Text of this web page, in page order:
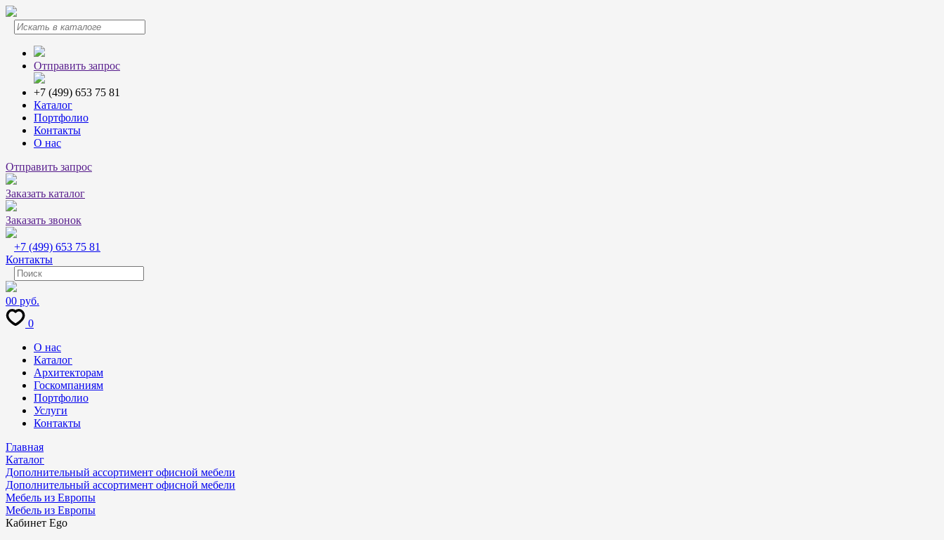
Отправить запрос
+7 (499) 653 75 81
Каталог
Портфолио
Контакты
О нас
Отправить запрос
Заказать каталог
Заказать звонок
+7 (499) 653 75 81
Контакты
00 руб.
0
О нас
Каталог
Архитекторам
Госкомпаниям
Портфолио
Услуги
Контакты
Главная
Каталог
Дополнительный ассортимент офисной мебели
Дополнительный ассортимент офисной мебели
Мебель из Европы
Мебель из Европы
Кабинет Ego